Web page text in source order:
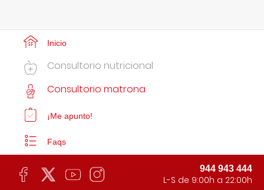
Inicio
Consultorio nutricional
Consultorio matrona
¡Me apunto!
Faqs
944 943 444
L-S de 9:00h a 22:00h